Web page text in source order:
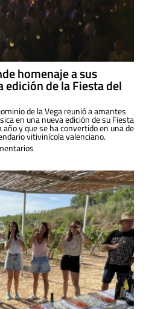
homenaje a sus
edición de la Fiesta del
de la Vega reunió a amantes
en una nueva edición de su Fiesta
año y que se ha convertido en una de
vitivinícola valenciano.